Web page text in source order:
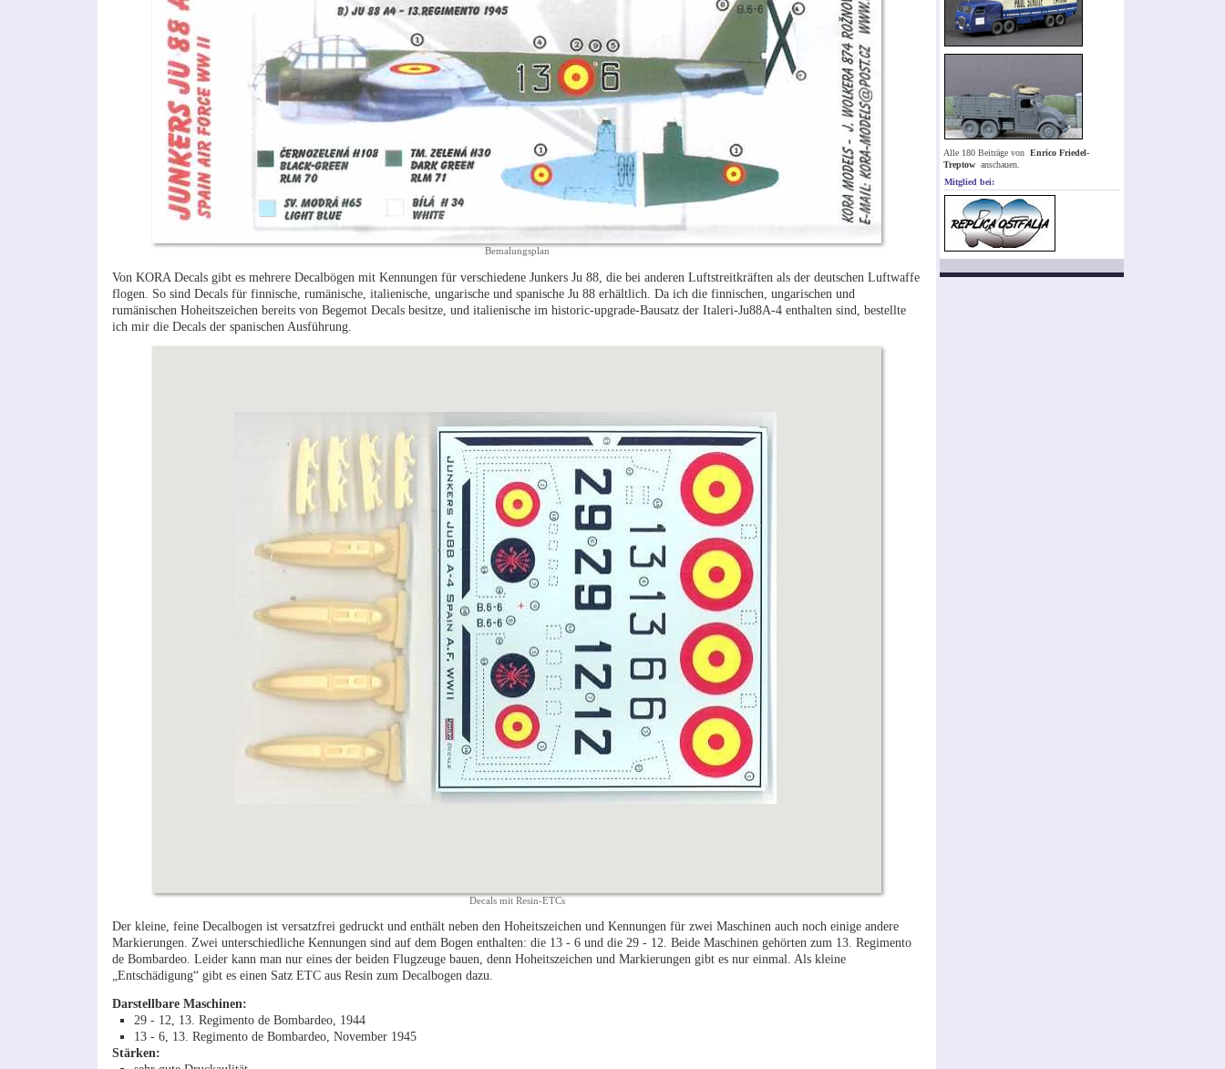
Bemalungsplan
Von KORA Decals gibt es mehrere Decalbögen mit Kennungen für verschiedene Junkers Ju 88, die bei anderen Luftstreitkräften als der deutschen Luftwaffe
flogen. So sind Decals für finnische, rumänische, italienische, ungarische und spanische Ju 88 erhältlich. Da ich die finnischen, ungarischen und
rumänischen Hoheitszeichen bereits von Begemot Decals besitze, und italienische im historic-upgrade-Bausatz der Italeri-Ju88A-4 enthalten sind, bestellte
ich mir die Decals der spanischen Ausführung.
Decals mit Resin-ETCs
Der kleine, feine Decalbogen ist versatzfrei gedruckt und enthält neben den Hoheitszeichen und Kennungen für zwei Maschinen auch noch einige andere
Markierungen. Zwei unterschiedliche Kennungen sind auf dem Bogen enthalten: die 13 - 6 und die 29 - 12. Beide Maschinen gehörten zum 13. Regimento
de Bombardeo. Leider kann man nur eines der beiden Flugzeuge bauen, denn Hoheitszeichen und Markierungen gibt es nur einmal. Als kleine
„Entschädigung“ gibt es einen Satz ETC aus Resin zum Decalbogen dazu.
Darstellbare Maschinen:
29 - 12, 13. Regimento de Bombardeo, 1944
13 - 6, 13. Regimento de Bombardeo, November 1945
Stärken:
Alle 180 Beiträge von Enrico Friedel-
Treptow anschauen.
Mitglied bei: